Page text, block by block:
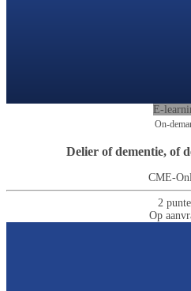
E-
On-
Delier of dementie, of
CME-
2
Op